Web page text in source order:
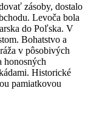
zásoby, dostalo
Levoča bola
do Poľska. V
Bohatstvo a
v pôsobivých
honosných
Historické
pamiatkovou